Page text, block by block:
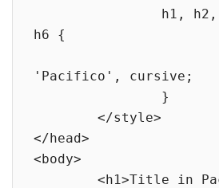
h6 {
'Pacifico', cursive;
	</style>
</head>
<body>
	<h1>Title in Pacifico font</